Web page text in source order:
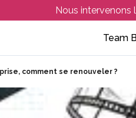
Nous intervenons
Team
Team building
Chasse au trésor
comment se renouveler ?